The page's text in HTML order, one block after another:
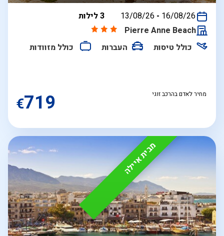
בין
13/08/26 - 16/08/26
3 לילות
Pierre Anne Beach
כולל טיסות
העברות כולל מזוודות
מחיר לאדם בהרכב זוגי €719
מבית איילה